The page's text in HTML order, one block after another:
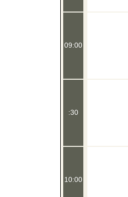
09:00
:30
10:00